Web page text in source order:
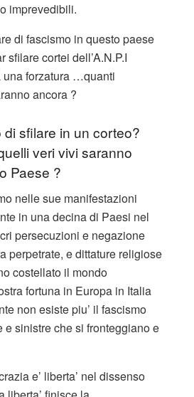
imprevedibili.
di fascismo in questo paese
sfilare cortei dell’A.N.P.I
una forzatura …quanti
ancora ?
sfilare in un corteo?
veri vivi saranno
Paese ?
nelle sue manifestazioni
in una decina di Paesi nel
persecuzioni e negazione
perpetrate, e dittature religiose
costellato il mondo
fortuna in Europa in Italia
non esiste piu’ il fascismo
e sinistre che si fronteggiano e
e’ liberta’ nel dissenso